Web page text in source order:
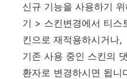
신규 기능을 사용하기
기 > 스킨변경에서 티스
킨으로 재적용하시거나,
기존 사용 중인 스킨의
환자로 변경하시면 됩니